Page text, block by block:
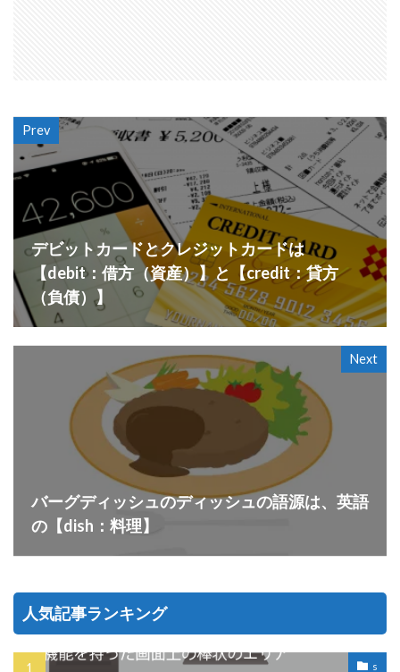
Prev
デビットカードとクレジットカードは
【debit：借方（資産）】と【credit：貸方
（負債）】
Next
バーグディッシュのディッシュの語源は、英語
の【dish：料理】
人気記事ランキング
s